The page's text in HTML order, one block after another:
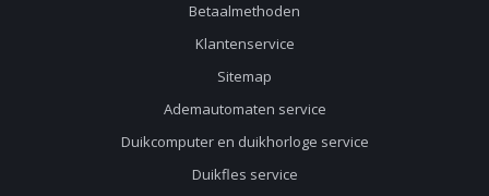
Betaalmethoden
Klantenservice
Sitemap
Ademautomaten service
Duikcomputer en duikhorloge service
Duikfles service